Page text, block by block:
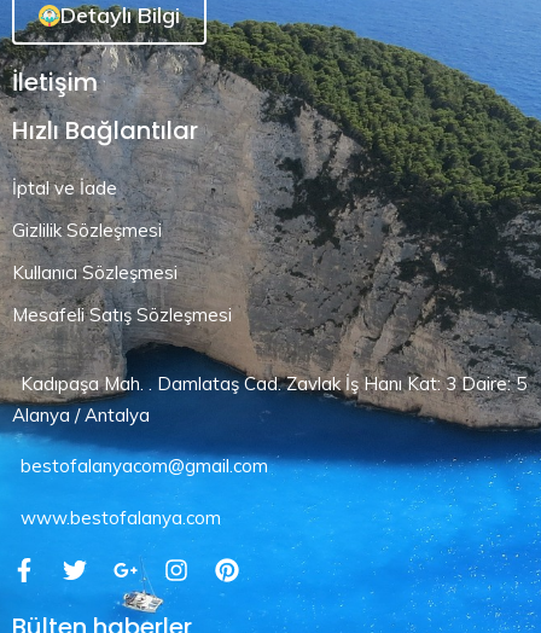
Detaylı Bilgi
İletişim
Hızlı Bağlantılar
İptal ve İade
Gizlilik Sözleşmesi
Kullanıcı Sözleşmesi
Mesafeli Satış Sözleşmesi
Kadıpaşa Mah. . Damlataş Cad. Zavlak İş Hanı Kat: 3 Daire: 5
Alanya / Antalya
bestofalanyacom@gmail.com
www.bestofalanya.com